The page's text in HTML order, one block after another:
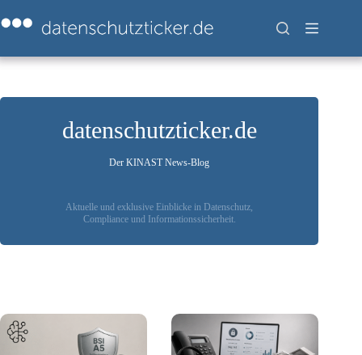
Inhalt
springen
datenschutzticker.de
Der KINAST News-Blog
Aktuelle und exklusive Einblicke in Datenschutz,
Compliance und Informationssicherheit.